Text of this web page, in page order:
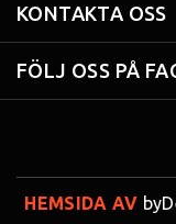
KONTAKTA OSS
FÖLJ OSS PÅ
HEMSIDA AV